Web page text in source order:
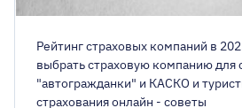
Рейтинг страховых компаний в
выбрать страховую компанию для
"автогражданки" и КАСКО и
страхования онлайн - советы